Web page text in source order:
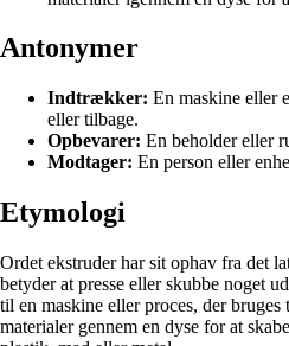
Antonymer
Indtrækker: En maskine eller
eller tilbage.
Opbevarer: En beholder eller
Modtager: En person eller
Etymologi
Ordet ekstruder har sit ophav fra det
betyder at presse eller skubbe noget
til en maskine eller proces, der bruges
materialer gennem en dyse for at